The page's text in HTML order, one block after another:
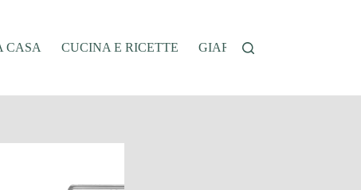
CASA CUCINA E RICETTE GIARDINAGGIO